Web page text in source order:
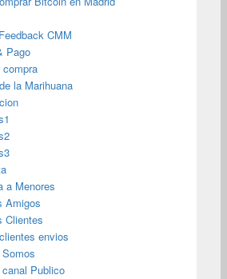
CMM
Pago
la Marihuana
a Menores
Amigos
Clientes
envios
Publico